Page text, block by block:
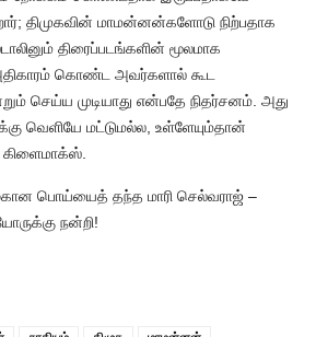
திமுகவின் மாமன்னன்களோடு நிற்பதாக
திரைப்படங்களின் மூலமாக
கொண்ட அவர்களால் கூட
செய்ய முடியாது என்பதே நிதர்சனம். அது
வெளியே மட்டுமல்ல, உள்ளேயும்தான்
பொய்யைத் தந்த மாரி செல்வராஜ் –
நன்றி!